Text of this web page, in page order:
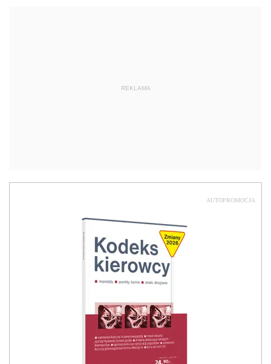
REKLAMA
AUTOPROMOCJA